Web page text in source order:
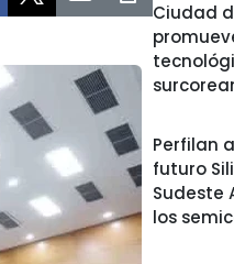
Ciudad
Perfilan
futuro
Sudeste
los